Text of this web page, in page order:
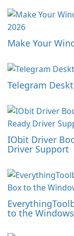
Make Your
Telegram
IObit Driver
Driver Support
to the